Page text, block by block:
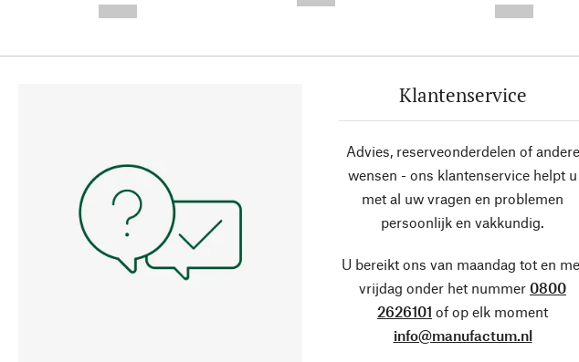
Klantenservice
Advies, reserveonderdelen of andere
wensen - ons klantenservice helpt u
met al uw vragen en problemen
persoonlijk en vakkundig.
U bereikt ons van maandag tot en
vrijdag onder het nummer 0800
2626101 of op elk moment
info@manufactum.nl